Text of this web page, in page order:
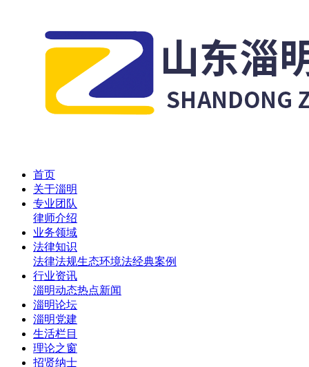
首页
关于淄明
专业团队
律师介绍
业务领域
法律知识
法律法规生态环境法经典案例
行业资讯
淄明动态热点新闻
淄明论坛
淄明党建
生活栏目
理论之窗
招贤纳士